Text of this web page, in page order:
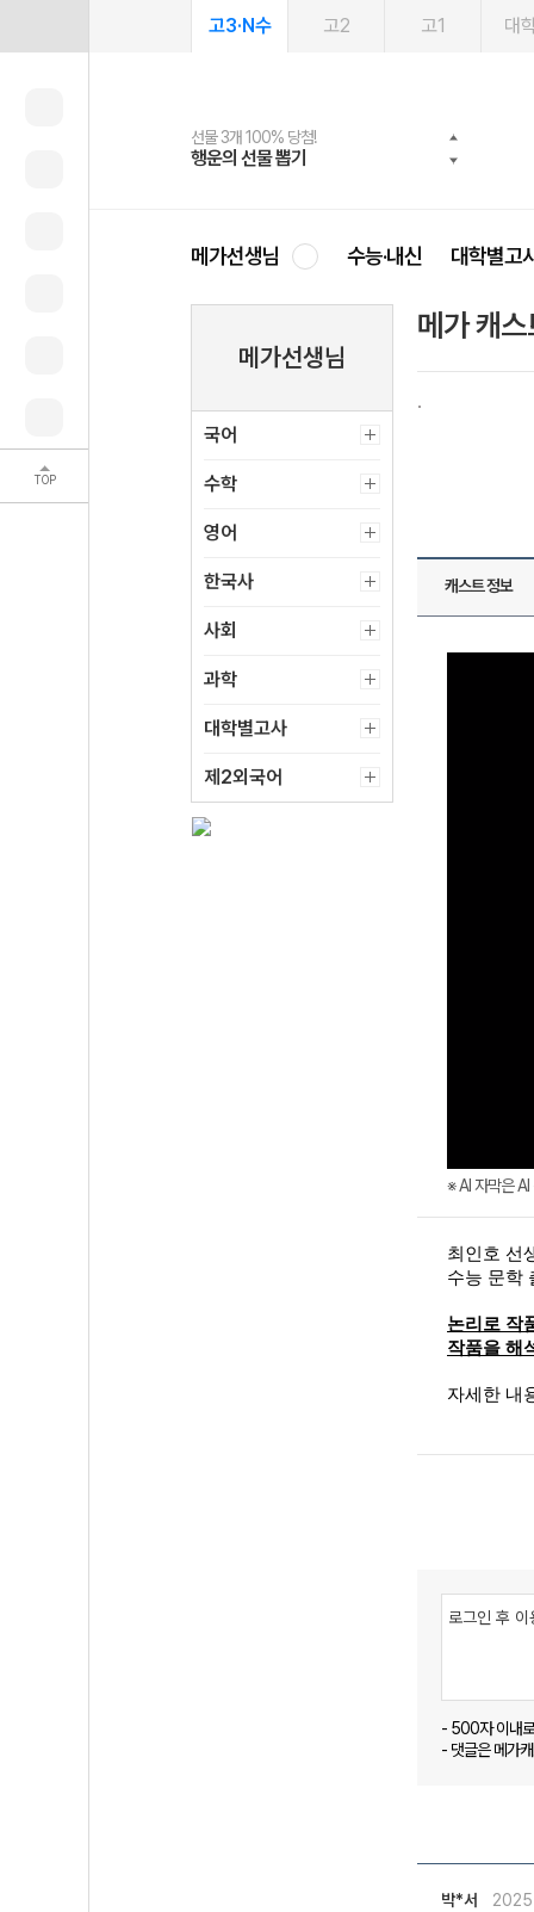
TOP
고3·N수 고2 고1 대
선물 3개 100% 당첨!
행운의 선물 뽑기
선물 100% 증정!
메가스터디 X 올리브
여름방학 스터디 캐시백
메가런 썸머스쿨
2027 러셀 단과
강사 공개선발
스마트러닝앱
설문 EVENT
메가패스
3일 무료 체험권
메가패스 수강생 무료혜택!
메가클럽 멤버십
사회공헌 캠페인
희망이룸 메가나눔
메가선생님 수능·내신 대학별고
메가선생님
국어
수학
영어
한국사
사회
과학
대학별고사
제2외국어
메가 캐스
캐스트 정보
※ AI 자막은 AI
최인호 선
수능 문학
논리로 작
작품을 해
자세한 내
- 500자 이내
- 댓글은 메가
박*서